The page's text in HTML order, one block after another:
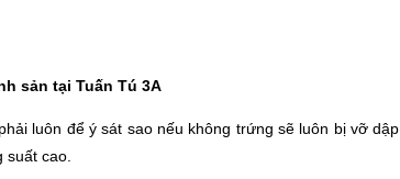
sản tại Tuấn Tú 3A
luôn để ý sát sao nếu không trứng sẽ luôn bị vỡ dập
suất cao.